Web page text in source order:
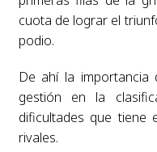
cuota de lograr el
podio.
De ahí la
gestión en la
dificultades que tiene
rivales.